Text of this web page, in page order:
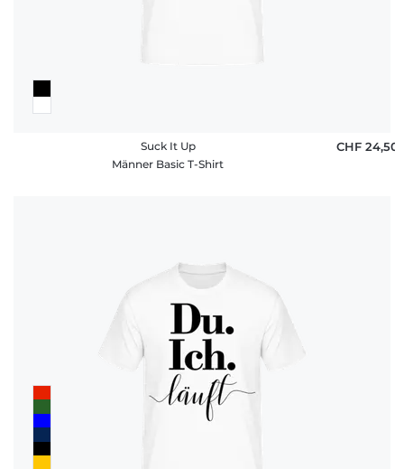
Suck It Up
Männer Basic T-Shirt
CHF 24,50